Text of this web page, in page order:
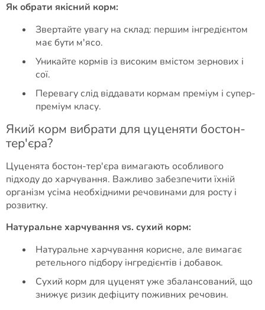
Як обрати якісний корм:
Звертайте увагу на склад: першим інгредієнтом
має бути м'ясо.
Уникайте кормів із високим вмістом зернових і
сої.
Перевагу слід віддавати кормам преміум і супер-
преміум класу.
Який корм вибрати для цуценяти бостон-
тер'єра?
Цуценята бостон-тер'єра вимагають особливого
підходу до харчування. Важливо забезпечити їхній
організм усіма необхідними речовинами для росту і
розвитку.
Натуральне харчування vs. сухий корм:
Натуральне харчування корисне, але вимагає
ретельного підбору інгредієнтів і добавок.
Сухий корм для цуценят уже збалансований, що
знижує ризик дефіциту поживних речовин.